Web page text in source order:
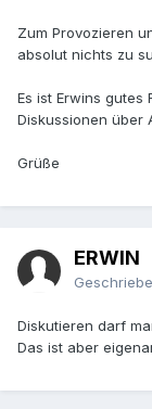
Zum Provozieren
absolut nichts zu
Es ist Erwins gutes
Diskussionen über
Grüße
ERWIN
Diskutieren darf
Das ist aber